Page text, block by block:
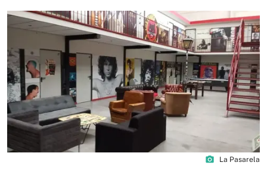
photo_camera La Pasarela